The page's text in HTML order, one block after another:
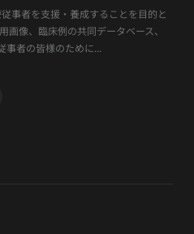
事者を支援・養成することを目的と
画像、臨床例の共同データベース、
事者の皆様のために...